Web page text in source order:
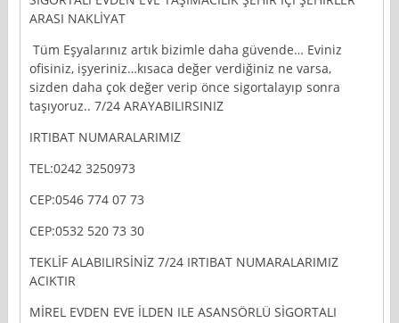
ARASI NAKLİYAT
Tüm Eşyalarınız artık bizimle daha güvende… Eviniz
ofisiniz, işyeriniz…kısaca değer verdiğiniz ne varsa,
sizden daha çok değer verip önce sigortalayıp sonra
taşıyoruz.. 7/24 ARAYABILIRSINIZ
IRTIBAT NUMARALARIMIZ
TEL:0242 3250973
CEP:0546 774 07 73
CEP:0532 520 73 30
TEKLİF ALABILIRSİNİZ 7/24 IRTIBAT NUMARALARIMIZ
ACIKTIR
MİREL EVDEN EVE İLDEN ILE ASANSÖRLÜ SİGORTALI